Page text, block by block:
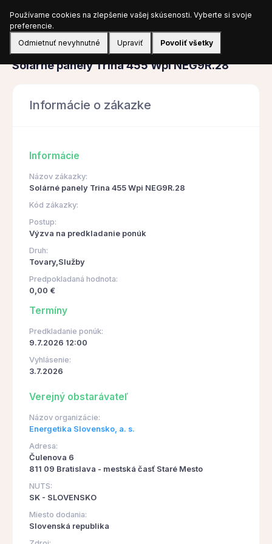
Prihlásiť sa
Obstarávanie
Solárné panely Trina 455 Wpi NEG9R.28
Informácie o zákazke
Informácie
Názov zákazky:
Solárné panely Trina 455 Wpi NEG9R.28
Kód zákazky:
Postup:
Výzva na predkladanie ponúk
Druh:
Tovary,Služby
Predpokladaná hodnota:
0,00 €
Termíny
Predkladanie ponúk:
9.7.2026 12:00
Vyhlásenie:
3.7.2026
Verejný obstarávateľ
Názov organizácie:
Energetika Slovensko, a. s.
Adresa:
Čulenova 6
811 09 Bratislava - mestská časť Staré Mesto
NUTS:
SK - SLOVENSKO
Miesto dodania:
Slovenská republika
Používame cookies na zlepšenie vašej skúsenosti. Vyberte si svoje
preferencie.
Odmietnuť nevyhnutné
Upraviť Povoliť všetky